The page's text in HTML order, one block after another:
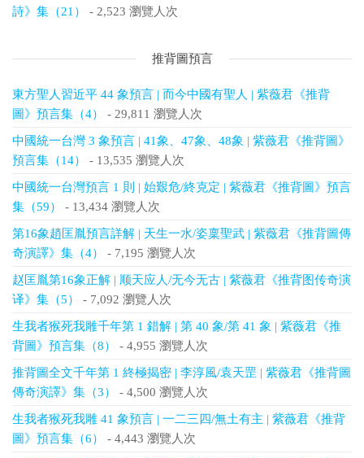
詩》集（21）
- 2,523 瀏覽人次
推背圖預言
東方聖人習近平 44 象預言 | 而今中國有聖人 | 紫薇君《推背
圖》預言集（4）
- 29,811 瀏覽人次
中國統一台灣 3 象預言 | 41象、47象、48象 | 紫薇君《推背圖》
預言集（14）
- 13,535 瀏覽人次
中國統一台灣預言 1 則 | 始艱危/終克定 | 紫薇君《推背圖》預言
集（59）
- 13,434 瀏覽人次
第16象趙匡胤預言詳解 | 天生一水/姿稟聖武 | 紫薇君《推背圖傳
奇演譯》集（4）
- 7,195 瀏覽人次
赵匡胤第16象正解 | 顺天应人/无今无古 | 紫薇君《推背图传奇演
译》集（5）
- 7,092 瀏覽人次
生我者猴死我雕千年第 1 錯解 | 第 40 象/第 41 象 | 紫薇君《推
背圖》預言集（8）
- 4,955 瀏覽人次
推背圖全文千年第 1 終極揭密 | 李淳風/袁天罡 | 紫薇君《推背圖
傳奇演譯》集（3）
- 4,500 瀏覽人次
生我者猴死我雕 41 象預言 | 一二三四/無土有主 | 紫薇君《推背
圖》預言集（6）
- 4,443 瀏覽人次